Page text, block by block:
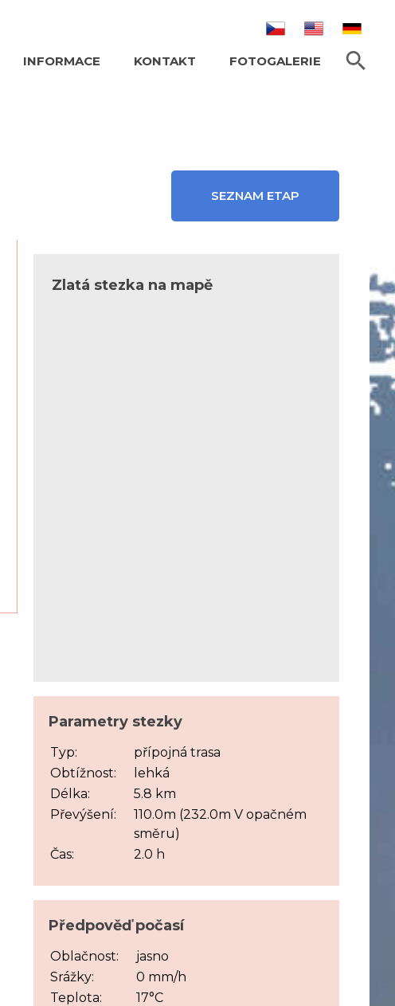
INFORMACE KONTAKT FOTOGALERIE
HLEDAT TEXT
SEZNAM ETAP
Zlatá stezka na mapě
Parametry stezky
Typ:
přípojná trasa
Obtížnost:
lehká
Délka:
5.8 km
Převýšení:
110.0m (232.0m V opačném
směru)
Čas:
2.0 h
Předpověď počasí
Oblačnost:
jasno
Srážky:
0 mm/h
Teplota:
17°C